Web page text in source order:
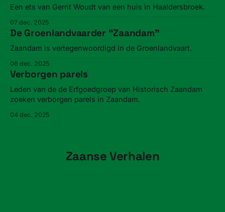
Een ets van Gerrit Woudt van een huis in Haaldersbroek.
07 dec. 2025
De Groenlandvaarder “Zaandam”
Zaandam is vertegenwoordigd in de Groenlandvaart.
06 dec. 2025
Verborgen parels
Leden van de de Erfgoedgroep van Historisch Zaandam
zoeken verborgen parels in Zaandam.
04 dec. 2025
Zaanse Verhalen